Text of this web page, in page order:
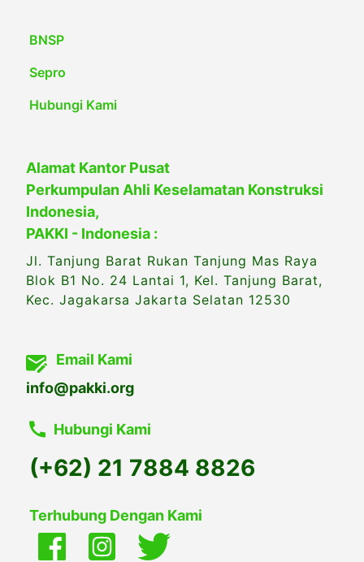
BNSP
Sepro
Hubungi Kami
Alamat Kantor Pusat
Perkumpulan Ahli Keselamatan Konstruksi
Indonesia,
PAKKI - Indonesia :
Jl. Tanjung Barat Rukan Tanjung Mas Raya
Blok B1 No. 24 Lantai 1, Kel. Tanjung Barat,
Kec. Jagakarsa Jakarta Selatan 12530
Email Kami
info@pakki.org
Hubungi Kami
(+62) 21 7884 8826
Terhubung Dengan Kami